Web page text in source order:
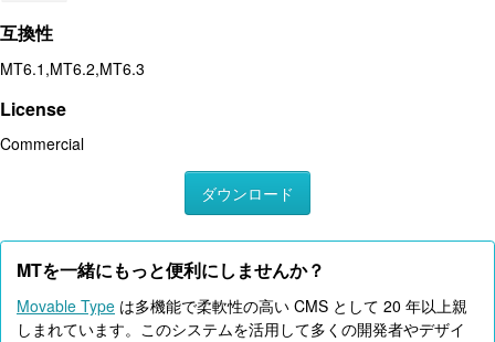
互換性
MT6.1,MT6.2,MT6.3
License
Commercial
ダウンロード
MTを一緒にもっと便利にしませんか？
Movable Type は多機能で柔軟性の高い CMS として 20 年以上親
しまれています。このシステムを活用して多くの開発者やデザイ